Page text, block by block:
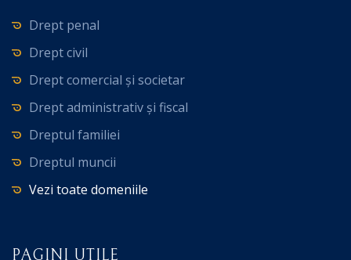
Drept penal
Drept civil
Drept comercial și societar
Drept administrativ și fiscal
Dreptul familiei
Dreptul muncii
Vezi toate domeniile
PAGINI UTILE